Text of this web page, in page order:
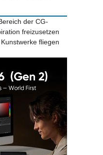
der CG-
freizusetzen
fliegen